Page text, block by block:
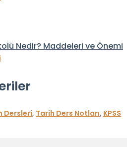
Nedir? Maddeleri ve Önemi
Dersleri, Tarih Ders Notları, KPSS